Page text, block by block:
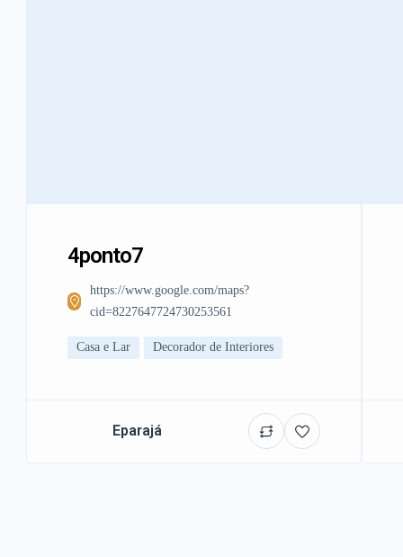
4ponto7
https://www.google.com/maps?
cid=8227647724730253561
Casa e Lar Decorador de Interiores
Eparajá